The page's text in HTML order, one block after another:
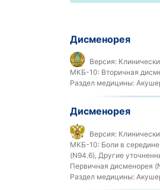
Дисменорея
Версия:
МКБ-10: Вторичная
Раздел медицины:
Дисменорея
Версия:
МКБ-10: Боли в
(N94.6), Другие
Первичная дисменорея
Раздел медицины: